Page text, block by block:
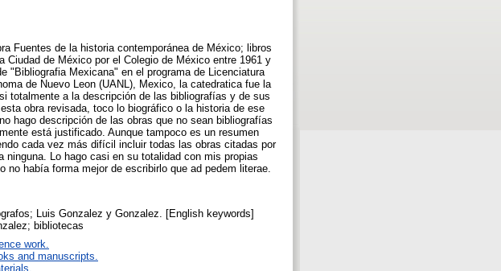
Fuentes de la historia contemporánea de México; libros
de México por el Colegio de México entre 1961 y
"Bibliografia Mexicana" en el programa de Licenciatura
de Nuevo Leon (UANL), Mexico, la catedratica fue la
totalmente a la descripción de las bibliografías y de sus
obra revisada, toco lo biográfico o la historia de ese
hago descripción de las obras que no sean bibliografías
está justificado. Aunque tampoco es un resumen
cada vez más difícil incluir todas las obras citadas por
Lo hago casi en su totalidad con mis propias
había forma mejor de escribirlo que ad pedem literae.
Luis Gonzalez y Gonzalez. [English keywords]
bibliotecas
work.
and manuscripts.